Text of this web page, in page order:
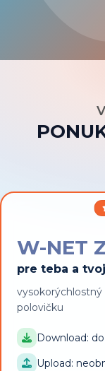
W-NET
pre teba a
polovičku
Download:
Upload: